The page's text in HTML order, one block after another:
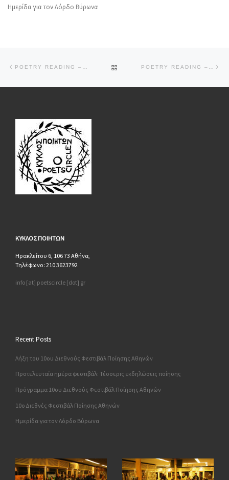
Ημερίδα για τον Λόρδο Βύρωνα
BACK TO POST LIST
ΚΥΚΛΟΣ ΠΟΙΗΤΩΝ
Ηρακλείτου 6, 106 73 Αθήνα,
Τηλέφωνο: 210 3623792
info [at] poetscircle [dot] gr
Recent Posts
Λήξη του 10ου Διεθνούς Φεστιβάλ Ποίησης Αθηνών
Προτελευταία ημέρα φεστιβάλ: Τέσσερις εκδηλώσεις ποίησης
Πρόγραμμα 10ου Διεθνούς Φεστιβάλ Ποίησης Αθηνών
10o Διεθνές Φεστιβάλ Ποίησης Αθηνών
Ημερίδα για τον Λόρδο Βύρωνα